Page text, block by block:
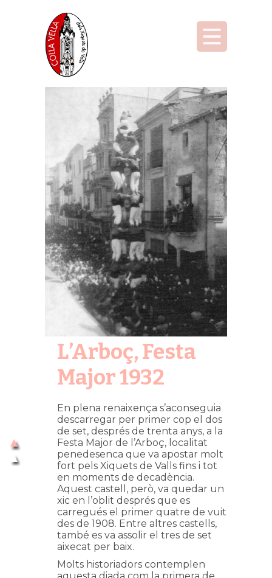
L’Arboç, Festa
Major 1932
En plena renaixença s’aconseguia
descarregar per primer cop el dos
de set, després de trenta anys, a la
Festa Major de l’Arboç, localitat
penedesenca que va apostar molt
fort pels Xiquets de Valls fins i tot
en moments de decadència.
Aquest castell, però, va quedar un
xic en l’oblit després que es
carregués el primer quatre de vuit
des de 1908. Entre altres castells,
també es va assolir el tres de set
aixecat per baix.
Molts historiadors contemplen